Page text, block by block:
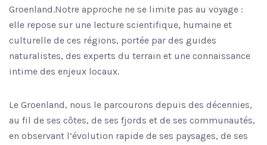
Groenland.Notre approche ne se limite pas au voyage :
elle repose sur une lecture scientifique, humaine et
culturelle de ces régions, portée par des guides
naturalistes, des experts du terrain et une connaissance
intime des enjeux locaux.
Le Groenland, nous le parcourons depuis des décennies,
au fil de ses côtes, de ses fjords et de ses communautés,
en observant l’évolution rapide de ses paysages, de ses